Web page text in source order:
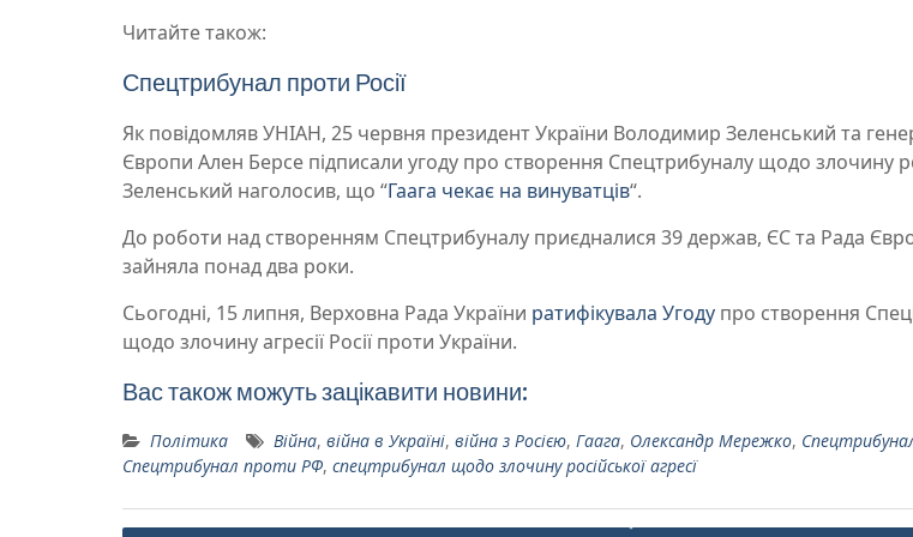
Читайте також:
Спецтрибунал проти Росії
Як повідомляв УНІАН, 25 червня президент України Володимир Зеленський та
Європи Ален Берсе підписали угоду про створення Спецтрибуналу щодо злочину
Зеленський наголосив, що “Гаага чекає на винуватців“.
До роботи над створенням Спецтрибуналу приєдналися 39 держав, ЄС та Рада
зайняла понад два роки.
Сьогодні, 15 липня, Верховна Рада України ратифікувала Угоду про створення
щодо злочину агресії Росії проти України.
Вас також можуть зацікавити новини:
Політика Війна, війна в Україні, війна з Росією, Гаага, Олександр Мережко,
Спецтрибунал проти РФ, спецтрибунал щодо злочину російської агресї